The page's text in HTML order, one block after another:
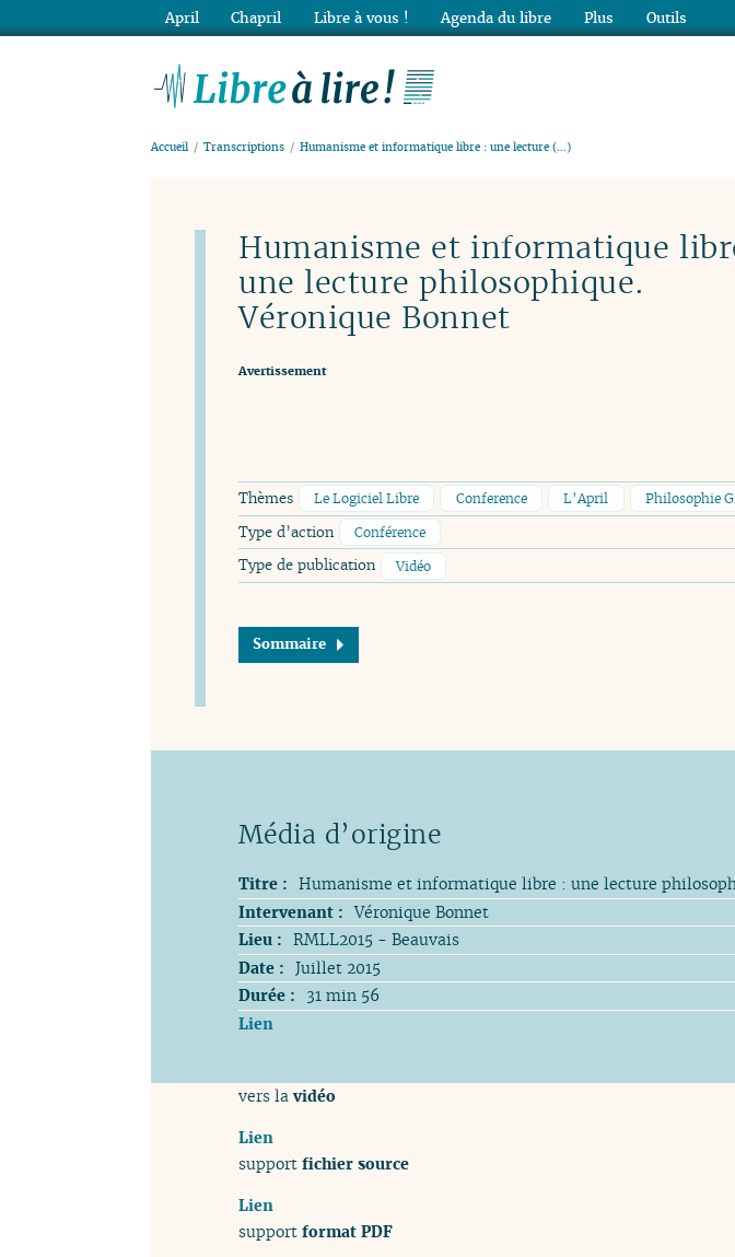
Accueil Transcriptions Humanisme et informatique libre : une lecture (…)
Humanisme et informatique
une lecture philosophique.
Véronique Bonnet
Avertissement
Thèmes Le Logiciel Libre Conference L’April Philosophie
Type d’action Conférence
Type de publication Vidéo
Sommaire
Titre : Humanisme et informatique libre : une lecture
Intervenant : Véronique Bonnet
Lieu : RMLL2015 - Beauvais
Date : Juillet 2015
Durée :
31 min 56
Lien
vers lavidéo
Lien
support fichier source
Lien
support format PDF
April Chapril Libre à vous ! Agenda du libre Plus Outils